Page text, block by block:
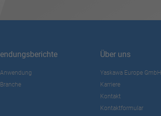
Über uns
Yaskawa Europe GmbH
Karriere
Kontakt
Kontaktformular